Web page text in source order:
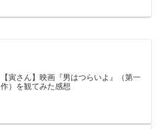
【寅さん】映画『男はつらいよ』（第一
作）を観てみた感想